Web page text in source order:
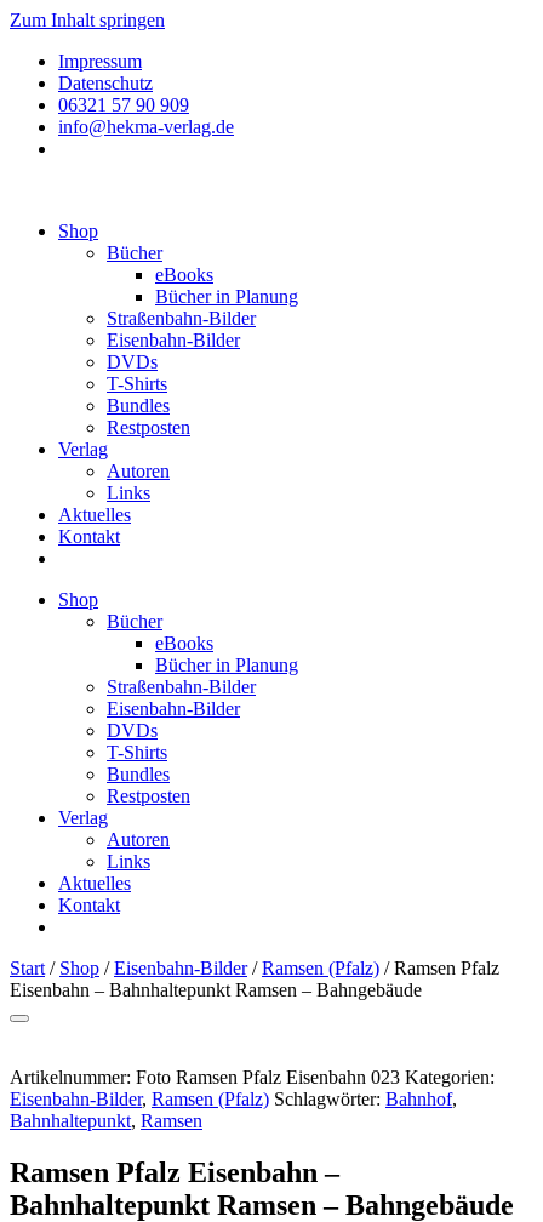
Zum Inhalt springen
Impressum
Datenschutz
06321 57 90 909
info@hekma-verlag.de
Shop
Bücher
eBooks
Bücher in Planung
Straßenbahn-Bilder
Eisenbahn-Bilder
DVDs
T-Shirts
Bundles
Restposten
Verlag
Autoren
Links
Aktuelles
Kontakt
Shop
Bücher
eBooks
Bücher in Planung
Straßenbahn-Bilder
Eisenbahn-Bilder
DVDs
T-Shirts
Bundles
Restposten
Verlag
Autoren
Links
Aktuelles
Kontakt
Start / Shop /Eisenbahn-Bilder/Ramsen (Pfalz) / Ramsen Pfalz
Eisenbahn – Bahnhaltepunkt Ramsen – Bahngebäude
Artikelnummer: Foto Ramsen Pfalz Eisenbahn 023 Kategorien:
Eisenbahn-Bilder, Ramsen (Pfalz) Schlagwörter: Bahnhof,
Bahnhaltepunkt, Ramsen
Ramsen Pfalz Eisenbahn –
Bahnhaltepunkt Ramsen – Bahngebäude